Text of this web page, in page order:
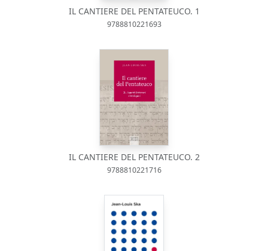
IL CANTIERE DEL PENTATEUCO. 1
9788810221693
IL CANTIERE DEL PENTATEUCO. 2
9788810221716